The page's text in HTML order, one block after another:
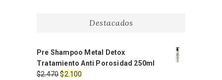
Destacados
Pre Shampoo Metal Detox
Tratamiento Anti Porosidad 250ml
$2.470El
$2.100